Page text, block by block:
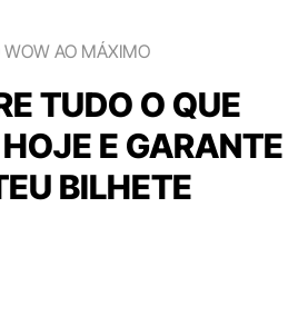
WOW AO MÁXIMO
TUDO O QUE
E GARANTE
BILHETE